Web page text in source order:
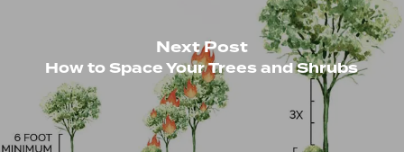
Next Post
How to Space Your Trees and Shrubs